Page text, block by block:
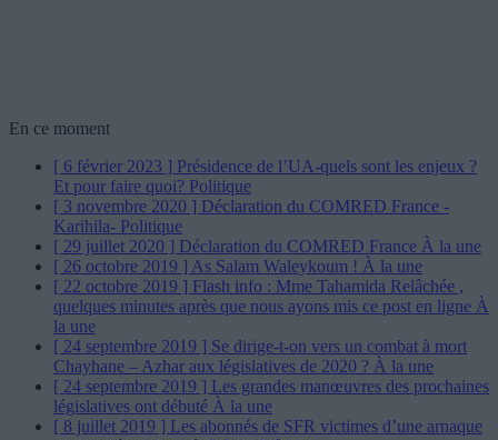
En ce moment
[ 6 février 2023 ] Présidence de l’UA-quels sont les enjeux ?
Et pour faire quoi? Politique
[ 3 novembre 2020 ] Déclaration du COMRED France -
Karihila- Politique
[ 29 juillet 2020 ] Déclaration du COMRED France À la une
[ 26 octobre 2019 ] As Salam Waleykoum ! À la une
[ 22 octobre 2019 ] Flash info : Mme Tahamida Relâchée ,
quelques minutes après que nous ayons mis ce post en ligne À
la une
[ 24 septembre 2019 ] Se dirige-t-on vers un combat à mort
Chayhane – Azhar aux législatives de 2020 ? À la une
[ 24 septembre 2019 ] Les grandes manœuvres des prochaines
législatives ont débuté À la une
[ 8 juillet 2019 ] Les abonnés de SFR victimes d’une arnaque